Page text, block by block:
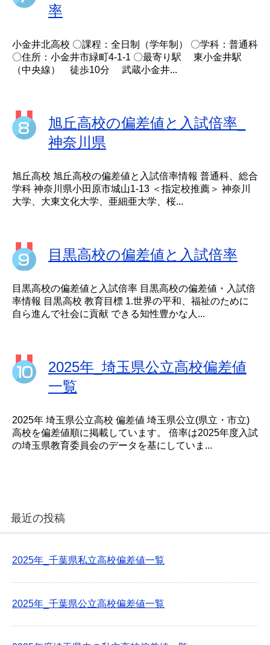
率
小金井北高校 〇課程：全日制（学年制） 〇学科：普通科
〇住所：小金井市緑町4-1-1 〇最寄り駅 東小金井駅
（中央線） 徒歩10分 武蔵小金井...
旭丘高校の偏差値と入試倍率_
神奈川県
旭丘高校 旭丘高校の偏差値と入試倍率情報 普通科、総合
学科 神奈川県小田原市城山1-13 ＜指定校推薦＞ 神奈川
大学、大東文化大学、亜細亜大学、桜...
目黒高校の偏差値と入試倍率
目黒高校の偏差値と入試倍率 目黒高校の偏差値・入試倍
率情報 目黒高校 教育目標 1.世界の平和、福祉のために
自ら進んで社会に貢献 できる知性豊かな人...
2025年_埼玉県公立高校偏差値
一覧
2025年 埼玉県公立高校 偏差値 埼玉県公立(県立・市立)
高校を偏差値順に掲載しています。 倍率は2025年度入試
の埼玉県教育委員会のデータを基にしていま...
最近の投稿
2025年_千葉県私立高校偏差値一覧
2025年_千葉県公立高校偏差値一覧